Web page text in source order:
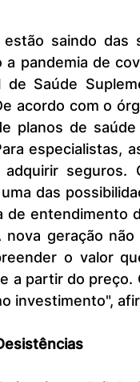
pandemia de
Saúde
acordo com o
planos de
especialistas,
seguros.
das
de entendimento
geração
o valor
a partir do preço.
investimento",